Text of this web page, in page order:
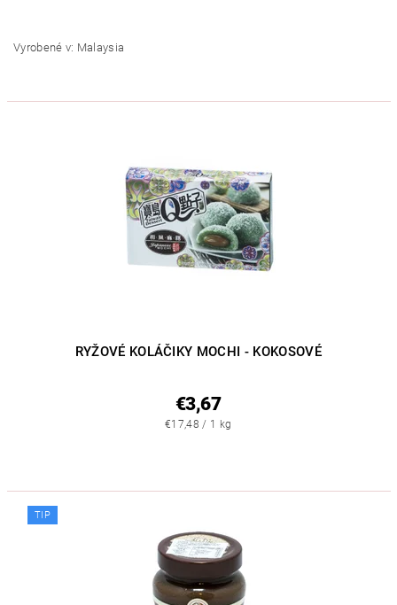
Vyrobené v: Malaysia
RYŽOVÉ KOLÁČIKY MOCHI - KOKOSOVÉ
€3,67
€17,48 / 1 kg
TIP